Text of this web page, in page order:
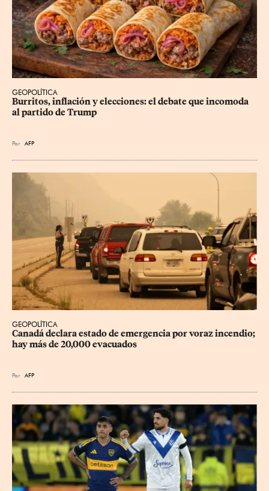
GEOPOLÍTICA
Burritos, inflación y elecciones: el debate que incomoda
al partido de Trump
Por AFP
GEOPOLÍTICA
Canadá declara estado de emergencia por voraz incendio;
hay más de 20,000 evacuados
Por AFP